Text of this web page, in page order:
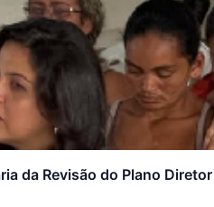
da Revisão do Plano Diretor